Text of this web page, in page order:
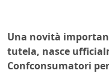
Una novità
tutela, nasce
Confconsumatori